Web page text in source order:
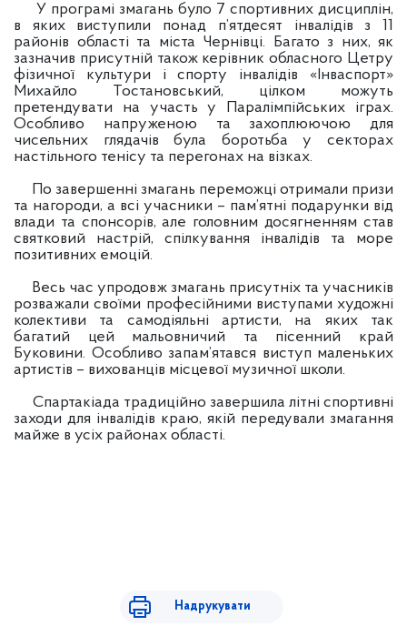
У програмі змагань було 7 спортивних дисциплін,
в яких виступили понад п’ятдесят інвалідів з 11
районів області та міста Чернівці. Багато з них, як
зазначив присутній також керівник обласного Цетру
фізичної культури і спорту інвалідів «Інваспорт»
Михайло Тостановський, цілком можуть
претендувати на участь у Паралімпійських іграх.
Особливо напруженою та захоплюючою для
чисельних глядачів була боротьба у секторах
настільного тенісу та перегонах на візках.
По завершенні змагань переможці отримали призи
та нагороди, а всі учасники – пам’ятні подарунки від
влади та спонсорів, але головним досягненням став
святковий настрій, спілкування інвалідів та море
позитивних емоцій.
Весь час упродовж змагань присутніх та учасників
розважали своїми професійними виступами художні
колективи та самодіяльні артисти, на яких так
багатий цей мальовничий та пісенний край
Буковини. Особливо запам’ятався виступ маленьких
артистів – вихованців місцевої музичної школи.
Спартакіада традиційно завершила літні спортивні
заходи для інвалідів краю, якій передували змагання
майже в усіх районах області.
Надрукувати